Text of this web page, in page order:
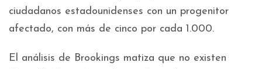
ciudadanos estadounidenses con un progenitor
afectado, con más de cinco por cada 1.000.
El análisis de Brookings matiza que no existen